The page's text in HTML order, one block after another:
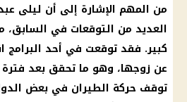
من المهم الإشارة إلى أن ليلى
العديد من التوقعات في
كبير. فقد توقعت في أحد البرامج
عن زوجها، وهو ما تحقق بعد
توقف حركة الطيران في بعض